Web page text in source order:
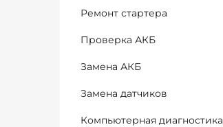
Ремонт стартера
Проверка АКБ
Замена АКБ
Замена датчиков
Компьютерная диагностика